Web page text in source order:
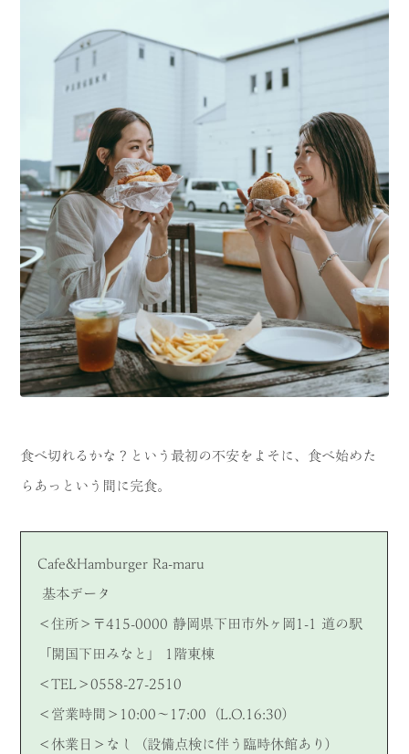
食べ切れるかな？という最初の不安をよそに、食べ始めた
らあっという間に完食。
Cafe&Hamburger Ra-maru
基本データ
＜住所＞〒415-0000 静岡県下田市外ヶ岡1-1 道の駅
「開国下田みなと」 1階東棟
＜TEL＞0558-27-2510
＜営業時間＞10:00～17:00（L.O.16:30）
＜休業日＞なし（設備点検に伴う臨時休館あり）